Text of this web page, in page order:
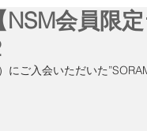
会員限定
ご入会いただいた